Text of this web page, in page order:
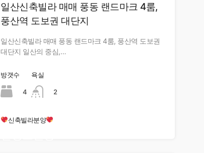
일산신축빌라 매매 풍동 랜드마크 4룸,
풍산역 도보권 대단지
일산신축빌라 매매 풍동 랜드마크 4룸, 풍산역 도보권
대단지 일산의 중심,…
방갯수
4
욕실
2
신축빌라분양